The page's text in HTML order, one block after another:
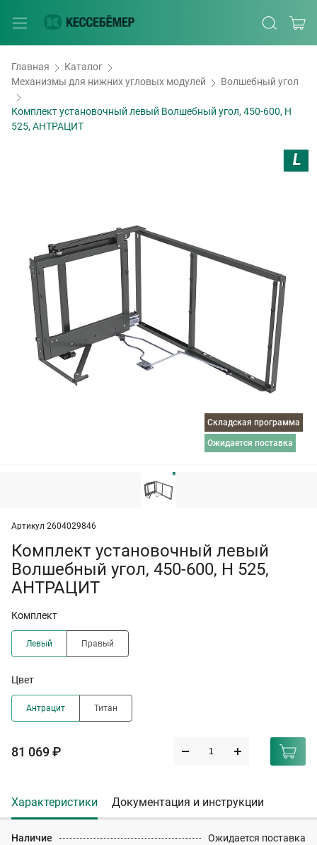
Главная
Каталог
Механизмы для нижних угловых модулей
Волшебный угол
Комплект установочный левый Волшебный угол, 450-600, H
525, АНТРАЦИТ
Складская программа
ожидается поставка
Артикул 2604029846
Комплект установочный левый
Волшебный угол, 450-600, H 525,
АНТРАЦИТ
Комплект
Левый Правый
Цвет
Антрацит Титан
81 069 ₽
Характеристики Документация и инструкции
Наличие Ожидается поставка